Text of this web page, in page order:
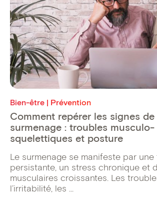
Bien-être | Prévention
Comment repérer les signes de
surmenage : troubles musculo-
squelettiques et posture
Le surmenage se manifeste par
persistante, un stress chronique et
musculaires croissantes. Les
l’irritabilité, les ...